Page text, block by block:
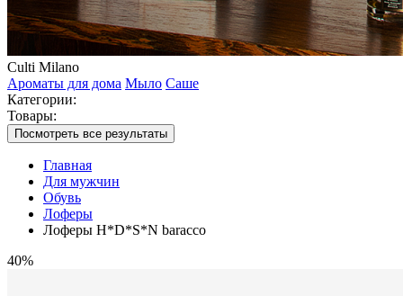
Culti Milano
Ароматы для дома Мыло Саше
Категории:
Товары:
Посмотреть все результаты
Главная
Для мужчин
Обувь
Лоферы
Лоферы H*D*S*N baracco
40%